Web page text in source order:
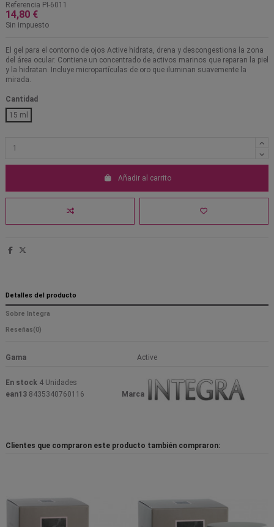
Referencia PI-6011
14,80 €
Sin impuesto
El gel para el contorno de ojos Active hidrata, drena y descongestiona la zona
del área ocular. Contiene un concentrado de activos marinos que reparan la piel
y la hidratan. Incluye micropartículas de oro que iluminan suavemente la
mirada.
Cantidad
15 ml
Añadir al carrito
Detalles del producto
Sobre Integra
Reseñas(0)
Gama Active
Marca
En stock 4 Unidades
ean13 8435340760116
Clientes que compraron este producto también compraron: